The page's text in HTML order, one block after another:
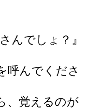
んでしょ？』
呼んでくださ
、覚えるのが